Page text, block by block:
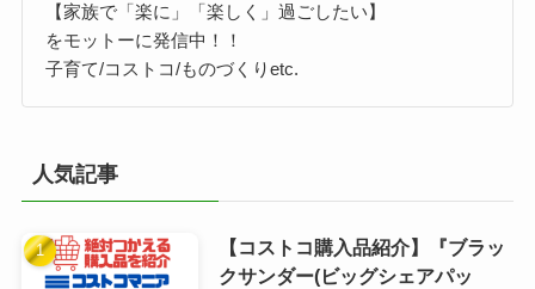
【家族で「楽に」「楽しく」過ごしたい】
をモットーに発信中！！
子育て/コストコ/ものづくりetc.
人気記事
【コストコ購入品紹介】『ブラッ
クサンダー(ビッグシェアパッ